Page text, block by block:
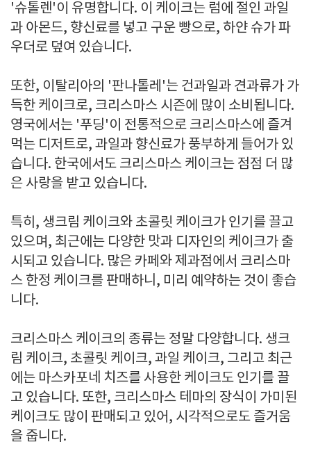
'슈톨렌'이 유명합니다. 이 케이크는 럼에 절인 과일
과 아몬드, 향신료를 넣고 구운 빵으로, 하얀 슈가 파
우더로 덮여 있습니다.
또한, 이탈리아의 '판나톨레'는 건과일과 견과류가 가
득한 케이크로, 크리스마스 시즌에 많이 소비됩니다.
영국에서는 '푸딩'이 전통적으로 크리스마스에 즐겨
먹는 디저트로, 과일과 향신료가 풍부하게 들어가 있
습니다. 한국에서도 크리스마스 케이크는 점점 더 많
은 사랑을 받고 있습니다.
특히, 생크림 케이크와 초콜릿 케이크가 인기를 끌고
있으며, 최근에는 다양한 맛과 디자인의 케이크가 출
시되고 있습니다. 많은 카페와 제과점에서 크리스마
스 한정 케이크를 판매하니, 미리 예약하는 것이 좋습
니다.
크리스마스 케이크의 종류는 정말 다양합니다. 생크
림 케이크, 초콜릿 케이크, 과일 케이크, 그리고 최근
에는 마스카포네 치즈를 사용한 케이크도 인기를 끌
고 있습니다. 또한, 크리스마스 테마의 장식이 가미된
케이크도 많이 판매되고 있어, 시각적으로도 즐거움
을 줍니다.